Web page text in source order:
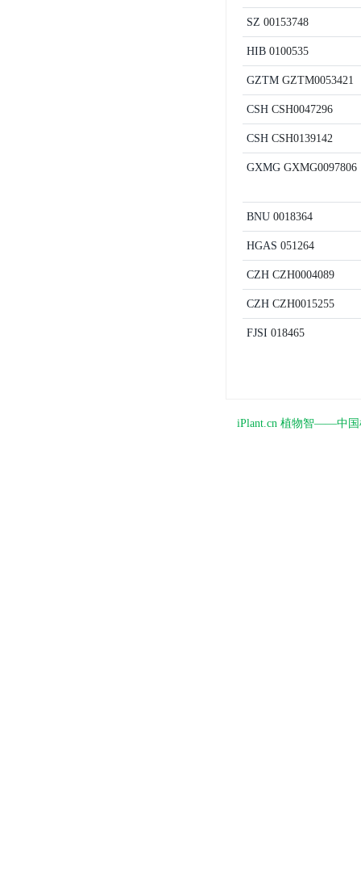
SZ 00153748
HIB 0100535
GZTM GZTM0053421
CSH CSH0047296
CSH CSH0139142
GXMG GXMG0097806
BNU 0018364
HGAS 051264
CZH CZH0004089
CZH CZH0015255
FJSI 018465
iPlant.cn 植物智——中国